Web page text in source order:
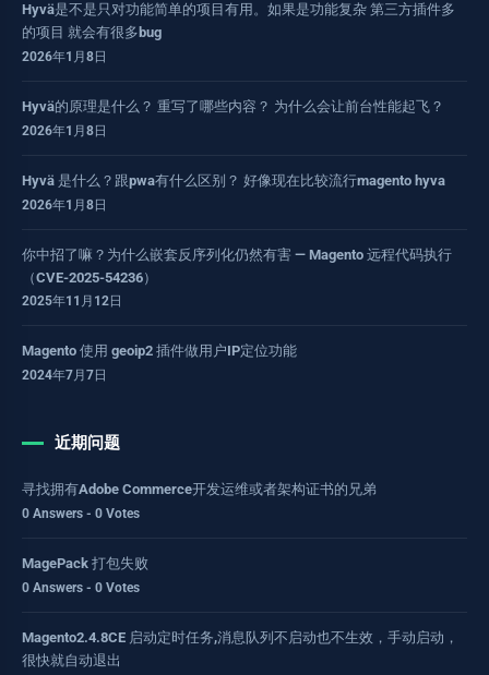
Hyvä是不是只对功能简单的项目有用。如果是功能复杂 第三方插件多
的项目 就会有很多bug
2026年1月8日
Hyvä的原理是什么？ 重写了哪些内容？ 为什么会让前台性能起飞？
2026年1月8日
Hyvä 是什么？跟pwa有什么区别？ 好像现在比较流行magento hyva
2026年1月8日
你中招了嘛？为什么嵌套反序列化仍然有害 — Magento 远程代码执行
（CVE-2025-54236）
2025年11月12日
Magento 使用 geoip2 插件做用户IP定位功能
2024年7月7日
近期问题
寻找拥有Adobe Commerce开发运维或者架构证书的兄弟
0 Answers - 0 Votes
MagePack 打包失败
0 Answers - 0 Votes
Magento2.4.8CE 启动定时任务,消息队列不启动也不生效，手动启动，
很快就自动退出